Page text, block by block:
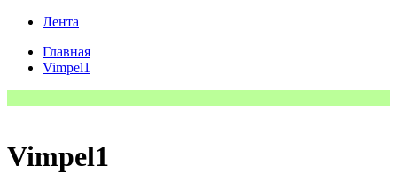
Лента
Главная
Vimpel1
Vimpel1